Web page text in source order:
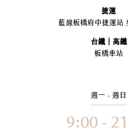
捷運
藍線板橋府中捷運站
台鐵｜高鐵
板橋車站
週一 - 週日
9:00 -